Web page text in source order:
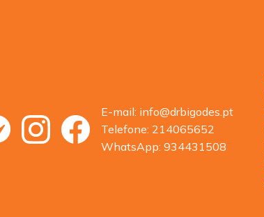
E-mail: info@drbigodes.pt
Telefone: 214065652
WhatsApp: 934431508